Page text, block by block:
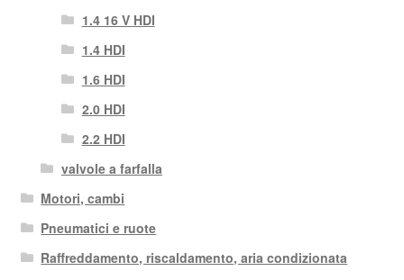
1.4 16 V HDI
1.4 HDI
1.6 HDI
2.0 HDI
2.2 HDI
valvole a farfalla
Motori, cambi
Pneumatici e ruote
Raffreddamento, riscaldamento, aria condizionata